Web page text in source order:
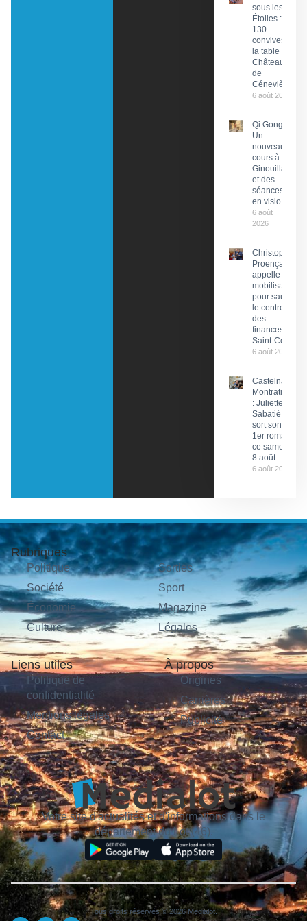
sous les
Étoiles :
130
convives à
la table du
Château
de
Cénevières
6 août 2026
Qi Gong :
Un
nouveau
cours à
Ginouillac
et des
séances
en visio
6 août
2026
Christophe
Proença
appelle à la
mobilisation
pour sauver
le centre
des
finances de
Saint-Céré
6 août 2026
Castelnau-
Montratier
: Juliette
Sabatié
sort son
1er roman
ce samedi
8 août
6 août 2026
Rubriques
Politique
Société
Économie
Culture
Sorties
Sport
Magazine
Légales
Liens utiles
Politique de
confidentialité
Mentions légales
Contact
À propos
Origines
Carrières
Publicité
Votre site d'actualités et d'informations dans le
département du Lot (46).
Tous droits réservés © 2026 Medialot.